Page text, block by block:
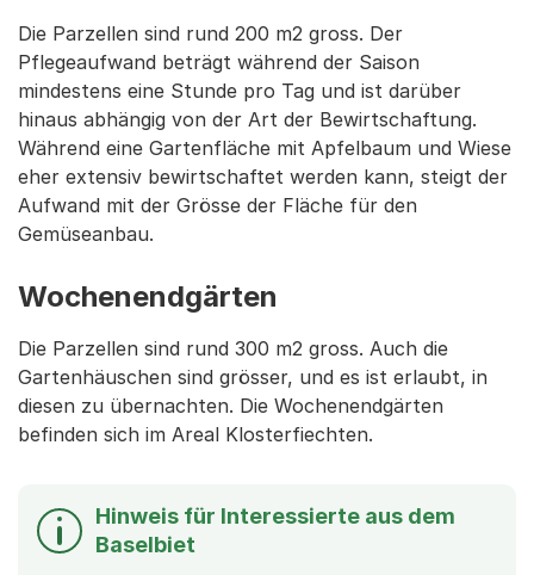
Die Parzellen sind rund 200 m2 gross. Der
Pflegeaufwand beträgt während der Saison
mindestens eine Stunde pro Tag und ist darüber
hinaus abhängig von der Art der Bewirtschaftung.
Während eine Gartenfläche mit Apfelbaum und Wiese
eher extensiv bewirtschaftet werden kann, steigt der
Aufwand mit der Grösse der Fläche für den
Gemüseanbau.
Wochenendgärten
Die Parzellen sind rund 300 m2 gross. Auch die
Gartenhäuschen sind grösser, und es ist erlaubt, in
diesen zu übernachten. Die Wochenendgärten
befinden sich im Areal Klosterfiechten.
Hinweis für Interessierte aus dem
Baselbiet